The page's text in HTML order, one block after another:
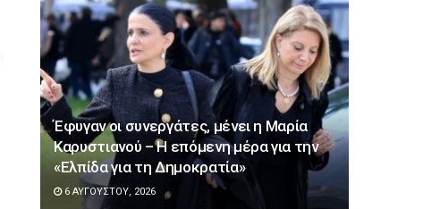
Έφυγαν οι συνεργάτες, μένει η Μαρία
Καρυστιανού – Η επόμενη μέρα για την
«Ελπίδα για τη Δημοκρατία»
6 ΑΥΓΟΎΣΤΟΥ, 2026